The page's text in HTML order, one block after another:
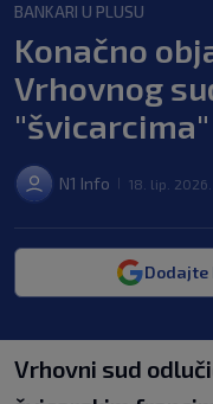
BANKARI U PLUSU
Konačno
Vrhovnog
"švicarcima"
N1 Info 18. lip. 2026.
Dodajte
Vrhovni sud